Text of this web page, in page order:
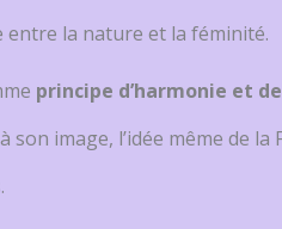
entre la nature et la féminité.
principe d’harmonie et
image, l’idée même de